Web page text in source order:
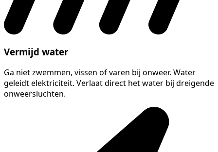
Vermijd water
Ga niet zwemmen, vissen of varen bij onweer. Water
geleidt elektriciteit. Verlaat direct het water bij dreigende
onweersluchten.